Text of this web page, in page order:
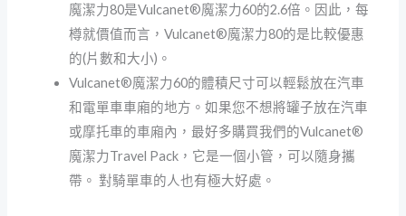
魔潔力80是Vulcanet®魔潔力60的2.6倍。因此，每
樽就價值而言，Vulcanet®魔潔力80的是比較優惠
的(片數和大小)。
Vulcanet®魔潔力60的體積尺寸可以輕鬆放在汽車
和電單車車廂的地方。如果您不想將罐子放在汽車
或摩托車的車廂內，最好多購買我們的Vulcanet®
魔潔力Travel Pack，它是一個小管，可以隨身攜
帶。 對騎單車的人也有極大好處。